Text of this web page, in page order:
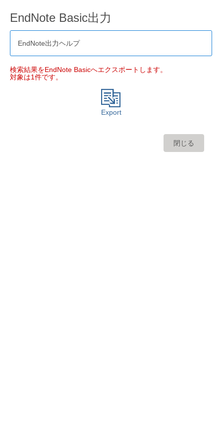
EndNote Basic出力
EndNote出力ヘルプ
検索結果をEndNote Basicへエクスポートします。
対象は1件です。
Export